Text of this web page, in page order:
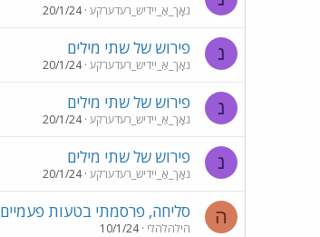
נאָך_אַ_ייִדיש_רעדערקע 20/1/24
נ פירוש של שתי מילים
נאָך_אַ_ייִדיש_רעדערקע 20/1/24
נ פירוש של שתי מילים
נאָך_אַ_ייִדיש_רעדערקע 20/1/24
נ פירוש של שתי מילים
נאָך_אַ_ייִדיש_רעדערקע 20/1/24
ה סליחה, פרסמתי בטעות פעמיים
הילהלהלי 10/1/24